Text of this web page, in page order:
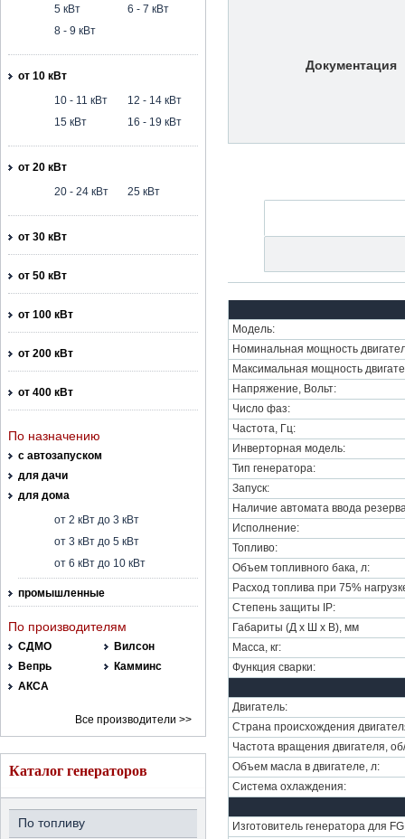
5 кВт
6 - 7 кВт
8 - 9 кВт
от 10 кВт
10 - 11 кВт
12 - 14 кВт
15 кВт
16 - 19 кВт
от 20 кВт
20 - 24 кВт
25 кВт
от 30 кВт
от 50 кВт
от 100 кВт
от 200 кВт
от 400 кВт
По назначению
с автозапуском
для дачи
для дома
от 2 кВт до 3 кВт
от 3 кВт до 5 кВт
от 6 кВт до 10 кВт
промышленные
По производителям
СДМО
Вилсон
Вепрь
Камминс
АКСА
Все производители >>
Каталог генераторов
По топливу
Документация
Модель:
Номинальная мощность
Максимальная мощность
Напряжение, Вольт:
Число фаз:
Частота, Гц:
Инверторная модель:
Тип генератора:
Запуск:
Наличие автомата ввода
Исполнение:
Топливо:
Объем топливного бака, л:
Расход топлива при 75%
Степень защиты IP:
Габариты (Д х Ш х В), мм
Масса, кг:
Функция сварки:
Двигатель:
Страна происхождения
Частота вращения двигателя,
Объем масла в двигателе, л:
Система охлаждения:
Изготовитель генератора для